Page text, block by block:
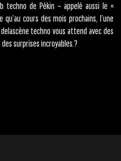
techno de Pékin – appelé aussi le «
cours des mois prochains, l’une
techno vous attend avec des
surprises incroyables.?